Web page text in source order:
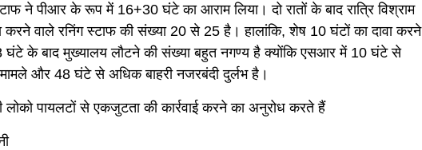
ने पीआर के रूप में 16+30 घंटे का आराम लिया। दो रातों के बाद रात्रि विश्राम
करने वाले रनिंग स्टाफ की संख्या 20 से 25 है। हालांकि, शेष 10 घंटों का दावा करने
के बाद मुख्यालय लौटने की संख्या बहुत नगण्य है क्योंकि एसआर में 10 घंटे से
और 48 घंटे से अधिक बाहरी नजरबंदी दुर्लभ है।
लोको पायलटों से एकजुटता की कार्रवाई करने का अनुरोध करते हैं